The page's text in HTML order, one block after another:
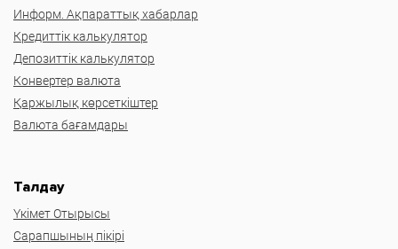
Информ. Ақпараттық хабарлар
Кредиттік калькулятор
Депозиттік калькулятор
Конвертер валюта
Қаржылық көрсеткіштер
Валюта бағамдары
Талдау
Үкімет Отырысы
Сарапшының пікірі